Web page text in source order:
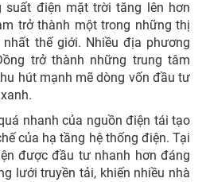
suất điện mặt trời tăng lên hơn
trở thành một trong những thị
thế giới. Nhiều địa phương
trở thành những trung tâm
hút mạnh mẽ dòng vốn đầu tư
nhanh của nguồn điện tái tạo
của hạ tầng hệ thống điện. Tại
được đầu tư nhanh hơn đáng
lưới truyền tải, khiến nhiều nhà